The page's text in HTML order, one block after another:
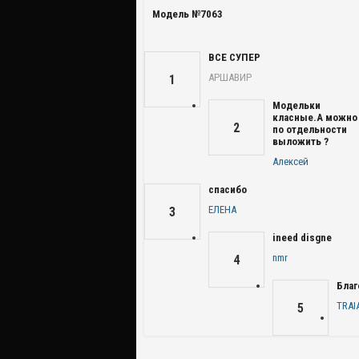
Модель №7063
1
ВСЕ СУПЕР
АРШАВИР
2
Модельки
класные.А можно
по отдельности
выложить ?
Алексей
3
спасибо
ЕЛЕНА
4
ineed disgne
nmr
5